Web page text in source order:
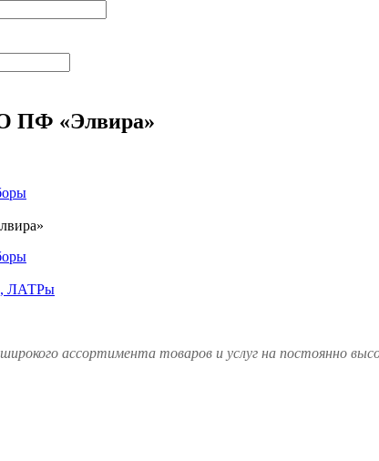
ПФ «Элвира»
ЛАТРы
ассортимента товаров и услуг на постоянно